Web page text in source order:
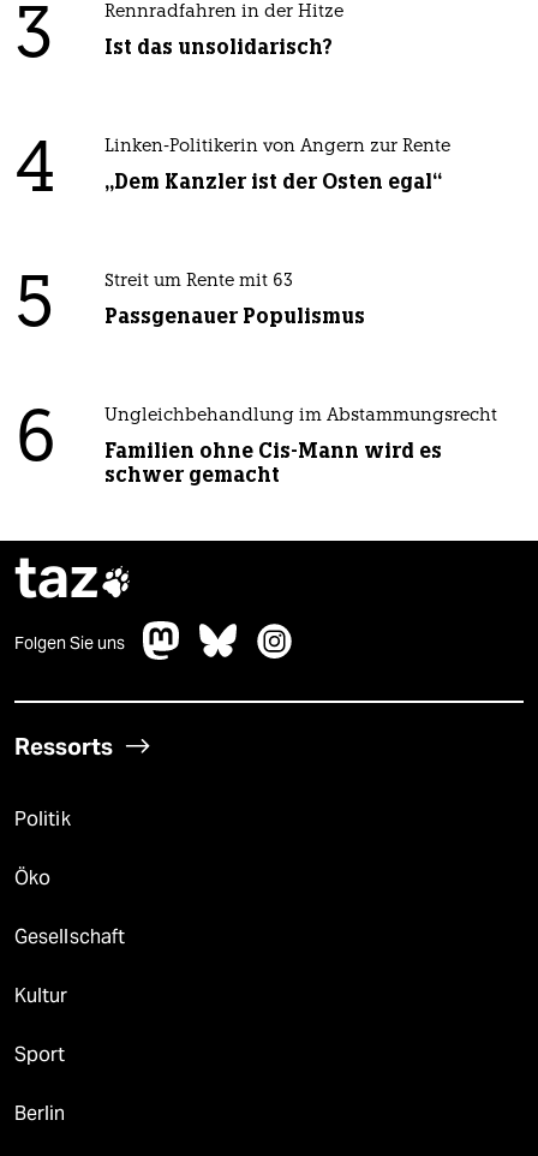
3 Rennradfahren in der Hitze
Ist das unsolidarisch?
4 Linken-Politikerin von Angern zur Rente
„Dem Kanzler ist der Osten egal“
5 Streit um Rente mit 63
Passgenauer Populismus
6 Ungleichbehandlung im Abstammungsrecht
Familien ohne Cis-Mann wird es
schwer gemacht
taz
Folgen Sie uns
Ressorts
Politik
Öko
Gesellschaft
Kultur
Sport
Berlin